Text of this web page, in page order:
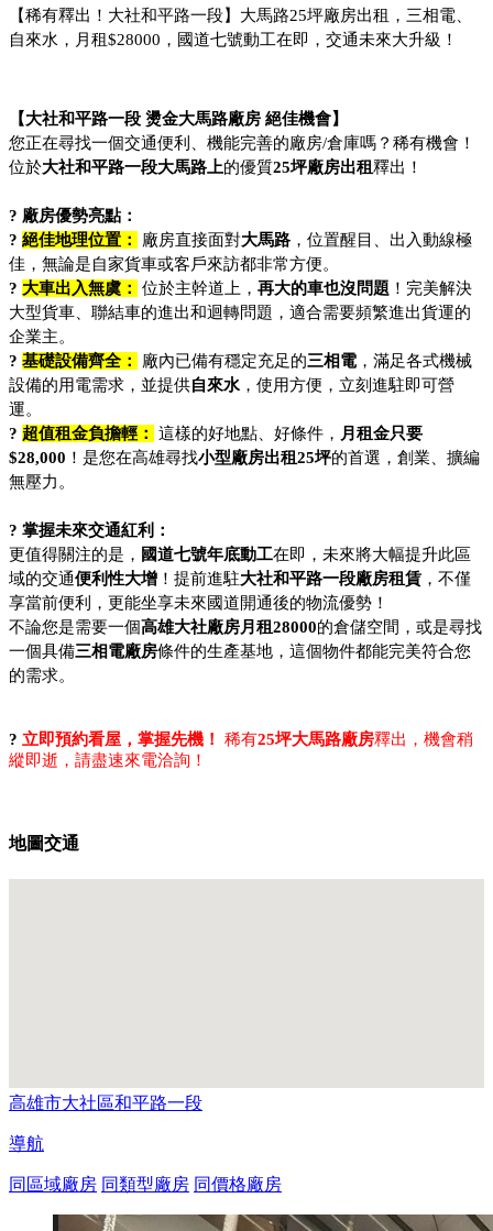
【稀有釋出！大社和平路一段】大馬路25坪廠房出租，三相電、
自來水，月租$28000，國道七號動工在即，交通未來大升級！
【大社和平路一段 燙金大馬路廠房 絕佳機會】
您正在尋找一個交通便利、機能完善的廠房/倉庫嗎？稀有機會！
位於大社和平路一段大馬路上的優質25坪廠房出租釋出！
? 廠房優勢亮點：
? 絕佳地理位置： 廠房直接面對大馬路 ，位置醒目、出入動線極
佳，無論是自家貨車或客戶來訪都非常方便。
? 大車出入無虞： 位於主幹道上， 再大的車也沒問題 ！完美解決
大型貨車、聯結車的進出和迴轉問題，適合需要頻繁進出貨運的
企業主。
? 基礎設備齊全： 廠內已備有穩定充足的三相電 ，滿足各式機械
設備的用電需求，並提供自來水，使用方便，立刻進駐即可營
運。
? 超值租金負擔輕： 這樣的好地點、好條件， 月租金只要
$28,000 ！是您在高雄尋找小型廠房出租25坪的首選，創業、擴編
無壓力。
?️ 掌握未來交通紅利：
更值得關注的是， 國道七號年底動工在即，未來將大幅提升此區
域的交通便利性大增 ！提前進駐大社和平路一段廠房租賃 ，不僅
享當前便利，更能坐享未來國道開通後的物流優勢！
不論您是需要一個高雄大社廠房月租28000的倉儲空間，或是尋找
一個具備三相電廠房條件的生產基地，這個物件都能完美符合您
的需求。
? 立即預約看屋，掌握先機！ 稀有25坪大馬路廠房釋出，機會稍
縱即逝，請盡速來電洽詢！
地圖交通
高雄市大社區和平路一段
導航
同區域廠房 同類型廠房 同價格廠房